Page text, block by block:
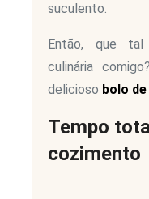
suculento.
Então, que tal
culinária
delicioso bolo
Tempo
cozimento